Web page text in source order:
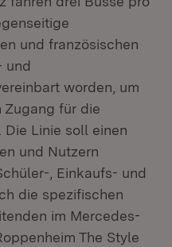
und französischen
und
worden, um
Zugang für die
Linie soll einen
und Nutzern
, Einkaufs- und
die spezifischen
im Mercedes-
The Style